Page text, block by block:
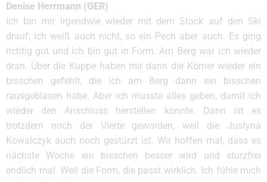
Denise Herrmann (GER)
Ich bin mir irgendwie wieder mit dem Stock auf den Ski
drauf, ich weiß auch nicht, so ein Pech aber auch. Es ging
richtig gut und ich bin gut in Form. Am Berg war ich wieder
dran. Über die Kuppe haben mir dann die Körner wieder ein
bisschen gefehlt, die ich am Berg dann ein bisschen
rausgeblasen habe. Aber ich musste alles geben, damit ich
wieder den Anschluss herstellen konnte. Dann ist es
trotzdem noch der Vierte geworden, weil die Justyna
Kowalczyk auch noch gestürzt ist. Wir hoffen mal, dass es
nächste Woche ein bisschen besser wird und sturzfrei
endlich mal. Weil die Form, die passt wirklich. Ich fühle mich